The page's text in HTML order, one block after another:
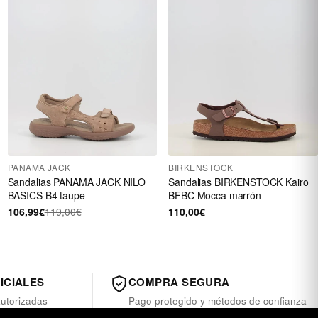
PANAMA JACK
Sandalias PANAMA JACK NILO
BASICS B4 taupe
106,99€119,00€
BIRKENSTOCK
Sandalias BIRKENSTOCK Kairo
BFBC Mocca marrón
110,00€
COMPRA SEGURA
Pago protegido y métodos de confianza